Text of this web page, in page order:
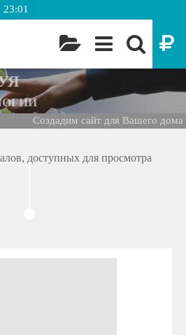
23:01
Создадим сайт для Вашего дома -
доступных для просмотра